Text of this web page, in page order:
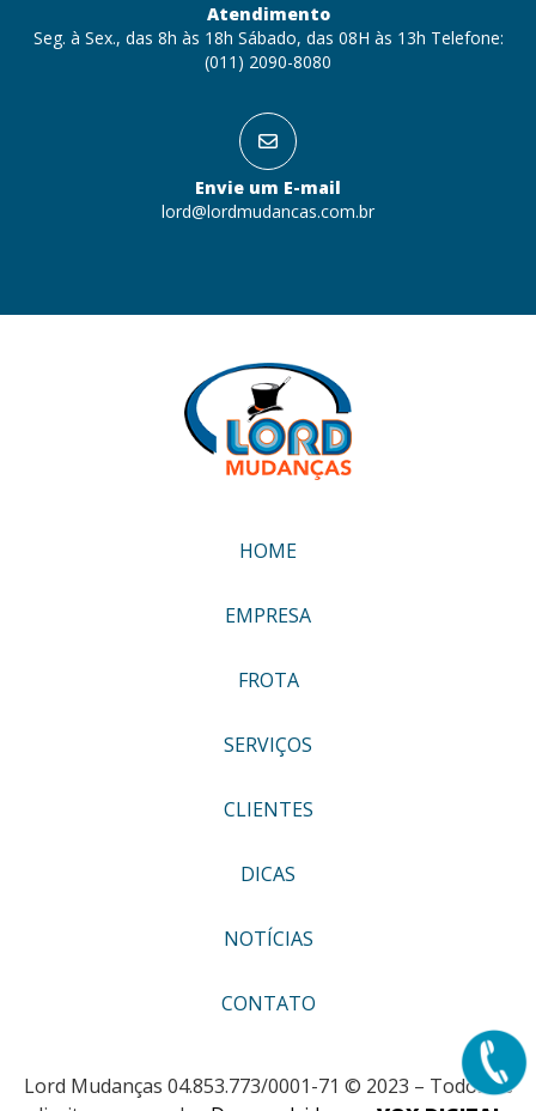
Atendimento
Seg. à Sex., das 8h às 18h Sábado, das 08H às 13h Telefone:
(011) 2090-8080
Envie um E-mail
lord@lordmudancas.com.br
HOME
EMPRESA
FROTA
SERVIÇOS
CLIENTES
DICAS
NOTÍCIAS
CONTATO
Lord Mudanças 04.853.773/0001-71 © 2023 – Todos os